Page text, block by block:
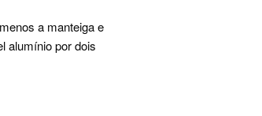
a manteiga e
alumínio por dois